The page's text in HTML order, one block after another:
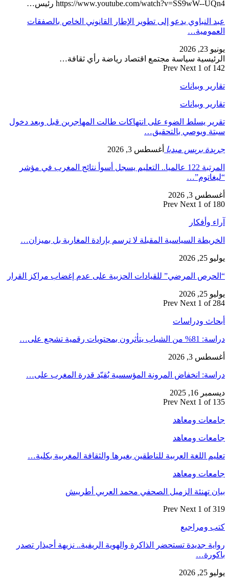
https://www.youtube.com/watch?v=SS9wW--UQn4 رئيس…
عبد النباوي يدعو إلى تطوير الإطار القانوني الخاص بالصفقات
العمومية…
يونيو 23, 2026
الرئيسية سياسة مجتمع اقتصاد رياضة رأي ثقافة…
Prev Next 1 of 142
تقارير وبيانات
تقارير وبيانات
تقرير يسلط الضوء على انتهاكات طالت المهاجرين قبل وبعد دخول
سبتة ويوصي بالتحقيق…
جريدة بريس ميديا أغسطس 3, 2026
المرتبة 122 عالميا.. التعليم يسجل أسوأ نتائج المغرب في مؤشر
“ليغاتوم”…
أغسطس 3, 2026
Prev Next 1 of 180
آراء وأفكار
الخريطة السياسية المقبلة لا ترسم بإرادة المغاربة بل بميزان…
يوليو 25, 2026
“الحرص المرضي” للقيادات الحزبية على عدم إغضاب مراكز القرار
يوليو 25, 2026
Prev Next 1 of 284
أبحاث ودراسات
دراسة: 81% من الشباب يتأثرون بمحتويات رقمية تشجع على…
أغسطس 3, 2026
دراسة: انخفاض المرونة المؤسسية يُقيّد قدرة المغرب على…
ديسمبر 16, 2025
Prev Next 1 of 135
جامعات ومعاهد
جامعات ومعاهد
تعليم اللغة العربية للناطقين بغيرها والثقافة المغربية بكلية…
جامعات ومعاهد
بيان تهنئة الزميل الصحفي محمد العربي أطريبش
Prev Next 1 of 319
كتب ومراجيع
رواية جديدة تستحضر الذاكرة والهوية الريفية.. نزيهة أحيذار تصدر
باكورة…
يوليو 25, 2026